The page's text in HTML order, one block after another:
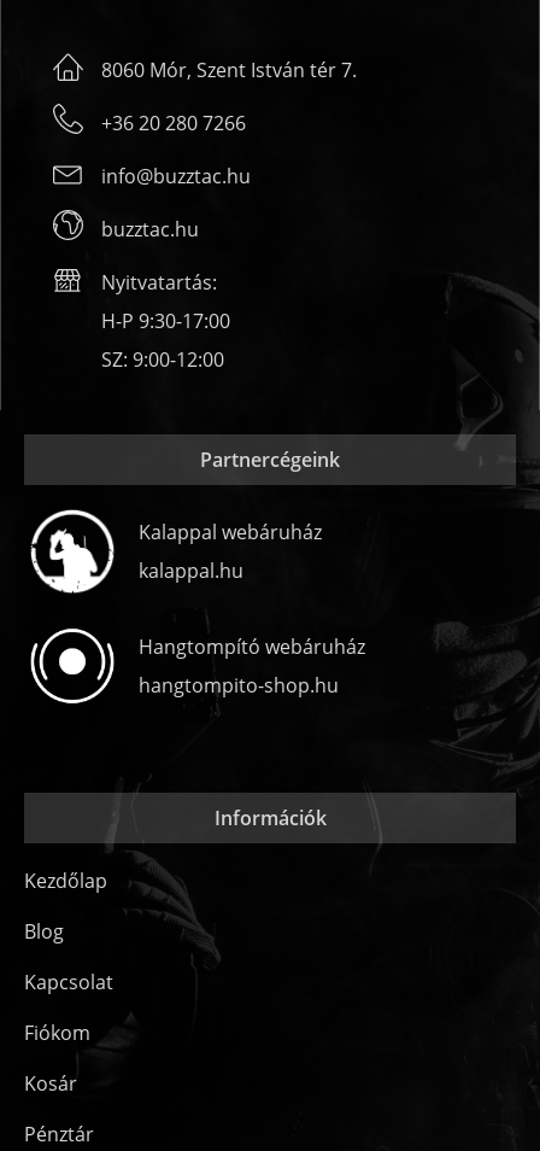
8060 Mór, Szent István tér 7.
+36 20 280 7266
info@buzztac.hu
buzztac.hu
Nyitvatartás:
H-P 9:30-17:00
SZ: 9:00-12:00
Partnercégeink
Kalappal webáruház
kalappal.hu
Hangtompító webáruház
hangtompito-shop.hu
Információk
Kezdőlap
Blog
Kapcsolat
Fiókom
Kosár
Pénztár